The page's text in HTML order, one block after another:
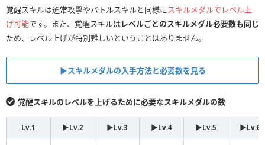
覚醒スキルは通常攻撃やバトルスキルと同様にスキルメダルでレベル上
げ可能です。また、覚醒スキルはレベルごとのスキルメダル必要数も同じ
ため、レベル上げが特別難しいということはありません。
▶︎スキルメダルの入手方法と必要数を見る
覚醒スキルのレベルを上げるために必要なスキルメダルの数
Lv.1 ▶︎Lv.2 ▶︎Lv.3 ▶︎Lv.4 ▶︎Lv.5 ▶︎Lv.6